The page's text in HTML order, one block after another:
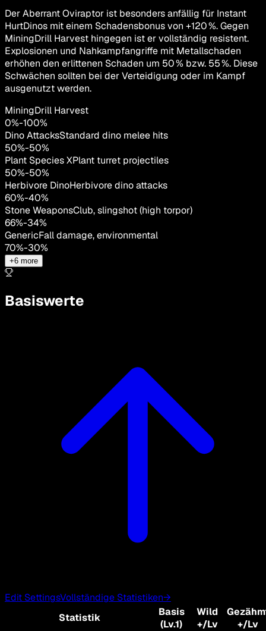
Der Aberrant Oviraptor ist besonders anfällig für Instant
HurtDinos mit einem Schadensbonus von +120 %. Gegen
MiningDrill Harvest hingegen ist er vollständig resistent.
Explosionen und Nahkampfangriffe mit Metallschaden
erhöhen den erlittenen Schaden um 50 % bzw. 55 %. Diese
Schwächen sollten bei der Verteidigung oder im Kampf
ausgenutzt werden.
MiningDrill Harvest
0%-100%
Dino AttacksStandard dino melee hits
50%-50%
Plant Species XPlant turret projectiles
50%-50%
Herbivore DinoHerbivore dino attacks
60%-40%
Stone WeaponsClub, slingshot (high torpor)
66%-34%
GenericFall damage, environmental
70%-30%
+6 more
Basiswerte
Edit SettingsVollständige Statistiken→
Statistik
Basis
(Lv.1)
Wild
+/Lv
+/Lv